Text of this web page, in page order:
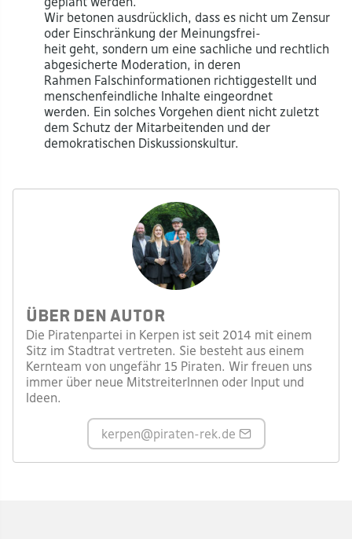
Wir betonen ausdrücklich, dass es nicht um Zensur
oder Einschränkung der Meinungsfrei-
heit geht, sondern um eine sachliche und rechtlich
abgesicherte Moderation, in deren
Rahmen Falschinformationen richtiggestellt und
menschenfeindliche Inhalte eingeordnet
werden. Ein solches Vorgehen dient nicht zuletzt
dem Schutz der Mitarbeitenden und der
demokratischen Diskussionskultur.
Über den Autor
Die Piratenpartei in Kerpen ist seit 2014 mit einem
Sitz im Stadtrat vertreten. Sie besteht aus einem
Kernteam von ungefähr 15 Piraten. Wir freuen uns
immer über neue MitstreiterInnen oder Input und
Ideen.
kerpen@piraten-rek.de